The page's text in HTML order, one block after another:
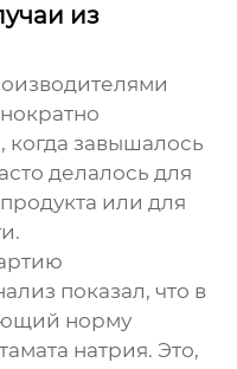
из
когда завышалось
делалось для
или для
показал, что в
норму
натрия. Это,